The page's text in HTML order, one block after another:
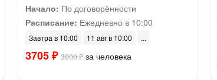
Начало: По договорённости
Расписание: Ежедневно в 10:00
Завтра в 10:00 11 авг в 10:00
3705 ₽ 3900 ₽за человека